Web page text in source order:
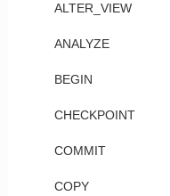
ALTER_VIEW
ANALYZE
BEGIN
CHECKPOINT
COMMIT
COPY